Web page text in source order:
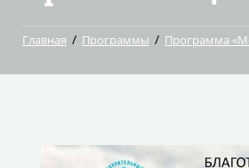
Главная / Программы / Программа